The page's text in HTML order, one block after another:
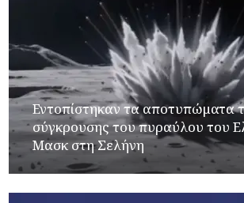
Εντοπίστηκαν τα αποτυπώματα
σύγκρουσης του πυραύλου του
Μασκ στη Σελήνη